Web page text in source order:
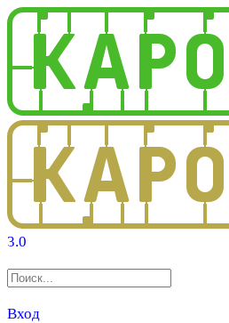
3.0
Вход